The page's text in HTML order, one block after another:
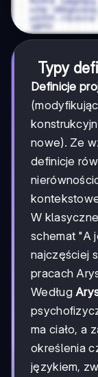
Typy
Definicje
nowe). Ze
definicje
W
schemat "A
najczęściej
pracach
Według
ma ciało, a
określenia
językiem,